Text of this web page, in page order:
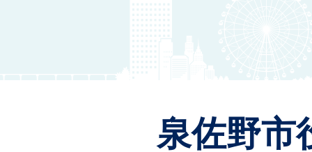
泉佐野市